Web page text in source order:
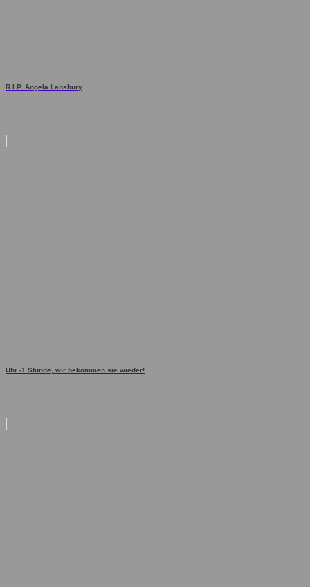
R.I.P. Angela Lansbury
Uhr -1 Stunde, wir bekommen sie wieder!